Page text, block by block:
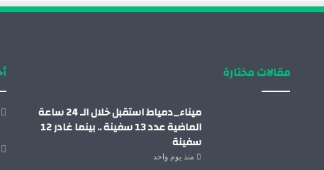
مقالات مختارة
ميناء_دمياط استقبل خلال الـ 24 ساعة
الماضية عدد 13 سفينة .. بينما غادر 12
سفينة
منذ يوم واحد